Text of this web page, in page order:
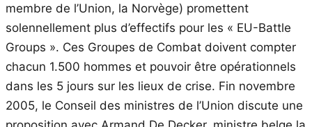
membre de l’Union, la Norvège) promettent
solennellement plus d’effectifs pour les « EU-Battle
Groups ». Ces Groupes de Combat doivent compter
chacun 1.500 hommes et pouvoir être opérationnels
dans les 5 jours sur les lieux de crise. Fin novembre
2005, le Conseil des ministres de l’Union discute une